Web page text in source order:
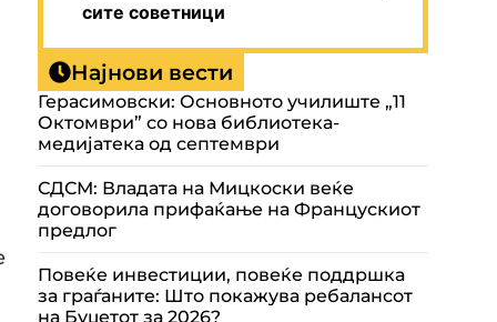
сите советници
Најнови вести
Герасимовски: Основното училиште „11
Октомври” со нова библиотека-
медијатека од септември
СДСМ: Владата на Мицкоски веќе
договорила прифаќање на Францускиот
предлог
Повеќе инвестиции, повеќе поддршка
за граѓаните: Што покажува ребалансот
на Буџетот за 2026?